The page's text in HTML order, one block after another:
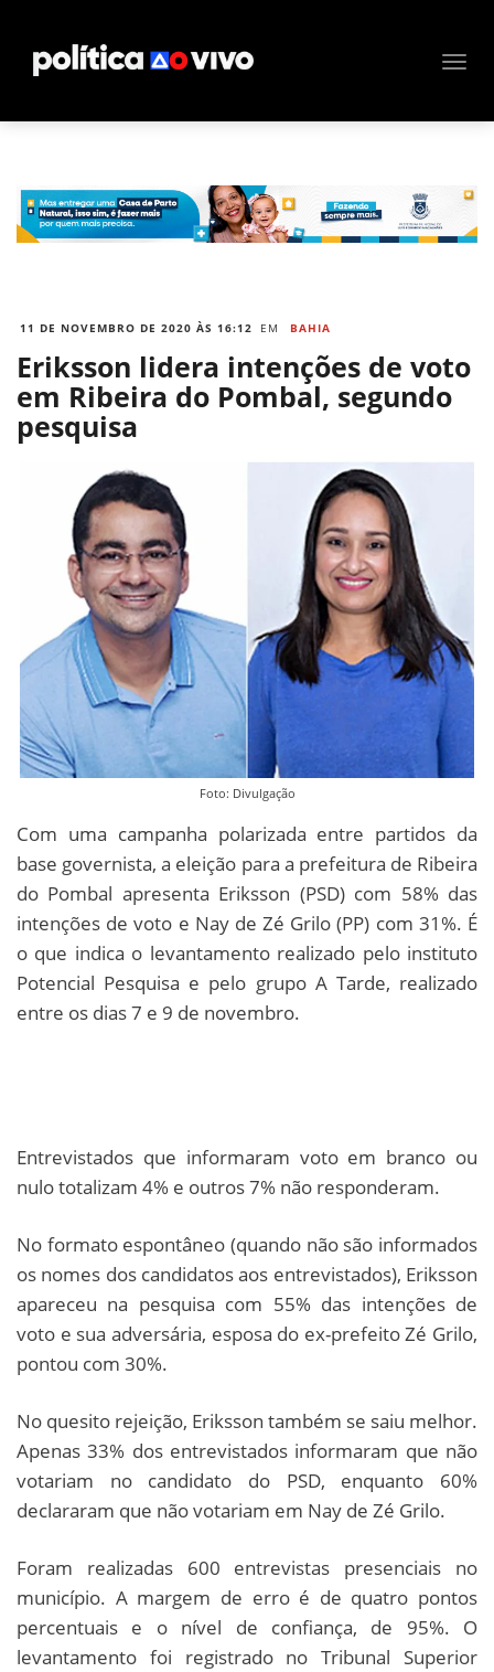
11 DE NOVEMBRO DE 2020 ÀS 16:12 EM BAHIA
Eriksson lidera intenções de voto
em Ribeira do Pombal, segundo
pesquisa
Foto: Divulgação
Com uma campanha polarizada entre partidos da
base governista, a eleição para a prefeitura de Ribeira
do Pombal apresenta Eriksson (PSD) com 58% das
intenções de voto e Nay de Zé Grilo (PP) com 31%. É
o que indica o levantamento realizado pelo instituto
Potencial Pesquisa e pelo grupo A Tarde, realizado
entre os dias 7 e 9 de novembro.
Entrevistados que informaram voto em branco ou
nulo totalizam 4% e outros 7% não responderam.
No formato espontâneo (quando não são informados
os nomes dos candidatos aos entrevistados), Eriksson
apareceu na pesquisa com 55% das intenções de
voto e sua adversária, esposa do ex-prefeito Zé Grilo,
pontou com 30%.
No quesito rejeição, Eriksson também se saiu melhor.
Apenas 33% dos entrevistados informaram que não
votariam no candidato do PSD, enquanto 60%
declararam que não votariam em Nay de Zé Grilo.
Foram realizadas 600 entrevistas presenciais no
município. A margem de erro é de quatro pontos
percentuais e o nível de confiança, de 95%. O
levantamento foi registrado no Tribunal Superior